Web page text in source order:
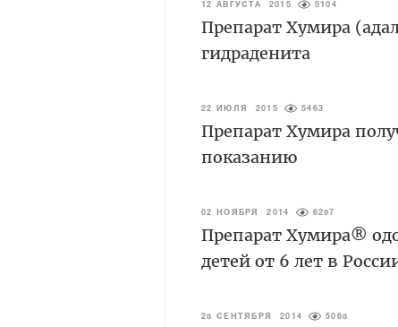
12 АВГУСТА 2015 5104
Препарат Хумира
гидраденита
22 ИЮЛЯ 2015 5463
Препарат Хумира
показанию
02 НОЯБРЯ 2014 6297
Препарат Хумира®
детей от 6 лет в
28 СЕНТЯБРЯ 2014 5068